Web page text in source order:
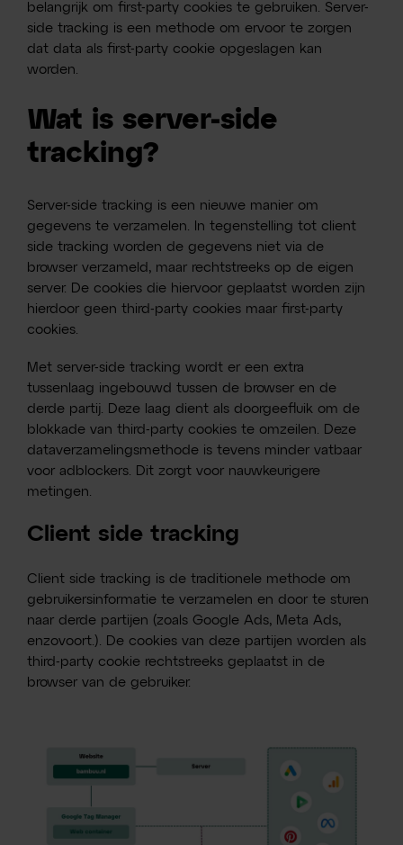
belangrijk om first-party cookies te gebruiken. Server-
side tracking is een methode om ervoor te zorgen
dat data als first-party cookie opgeslagen kan
worden.
Wat is server-side
tracking?
Server-side tracking is een nieuwe manier om
gegevens te verzamelen. In tegenstelling tot client
side tracking worden de gegevens niet via de
browser verzameld, maar rechtstreeks op de eigen
server. De cookies die hiervoor geplaatst worden zijn
hierdoor geen third-party cookies maar first-party
cookies.
Met server-side tracking wordt er een extra
tussenlaag ingebouwd tussen de browser en de
derde partij. Deze laag dient als doorgeefluik om de
blokkade van third-party cookies te omzeilen. Deze
dataverzamelingsmethode is tevens minder vatbaar
voor adblockers. Dit zorgt voor nauwkeurigere
metingen.
Client side tracking
Client side tracking is de traditionele methode om
gebruikersinformatie te verzamelen en door te sturen
naar derde partijen (zoals Google Ads, Meta Ads,
enzovoort.). De cookies van deze partijen worden als
third-party cookie rechtstreeks geplaatst in de
browser van de gebruiker.